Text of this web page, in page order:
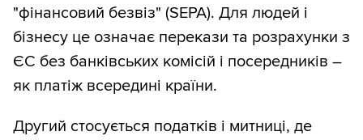
"фінансовий безвіз" (SEPA). Для людей і
бізнесу це означає перекази та розрахунки з
ЄС без банківських комісій і посередників –
як платіж всередині країни.
Другий стосується податків і митниці, де